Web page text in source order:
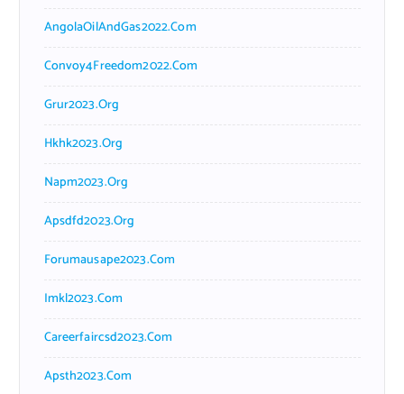
AngolaOilAndGas2022.com
Convoy4Freedom2022.com
Grur2023.org
Hkhk2023.org
Napm2023.org
Apsdfd2023.org
Forumausape2023.com
Imkl2023.com
Careerfaircsd2023.com
Apsth2023.com